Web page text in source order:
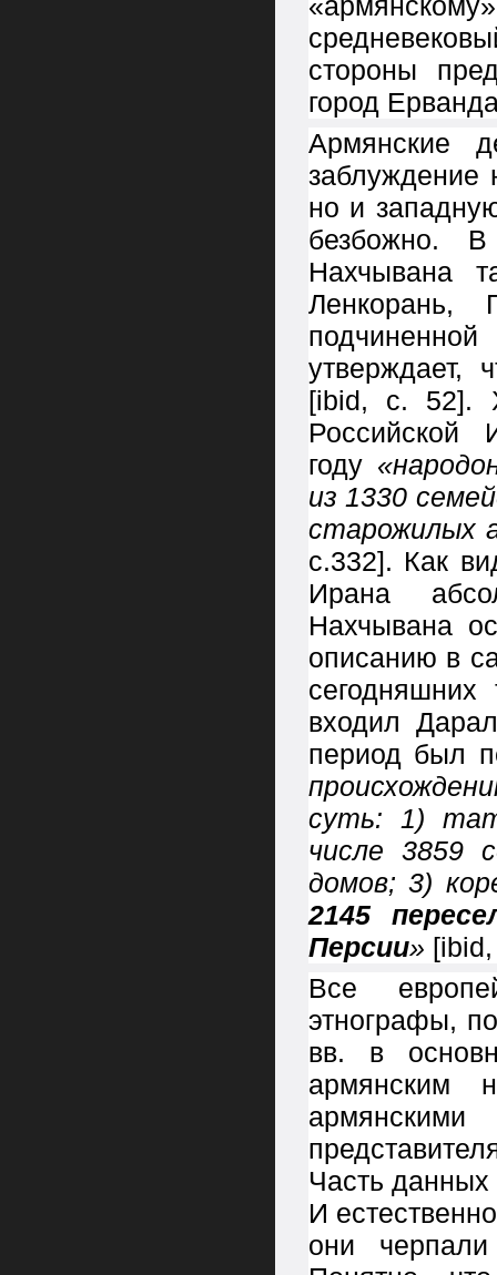
стороны
город
Армянские
заблуждение
но и
безбожно.
Нахчывана
Ленкорань,
утверждает,
[ibid, с. 52].
Российской
году
из 1330
старожилых
с.332]. Как
Ирана
Нахчывана
описанию в
входил
период был
суть: 1)
числе 3859
домов; 3)
2145
Персии»
Все
этнографы,
вв. в
армянским
Часть данных
И
они